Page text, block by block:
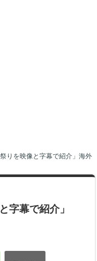
祭りを映像と字幕で紹介」海外
字幕で紹介」